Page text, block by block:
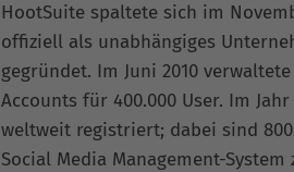
HootSuite spaltete sich im
offiziell als unabhängiges
gegründet. Im Juni 2010
Accounts für 400.000 User. Im
weltweit registriert; dabei sind
Social Media Management-System